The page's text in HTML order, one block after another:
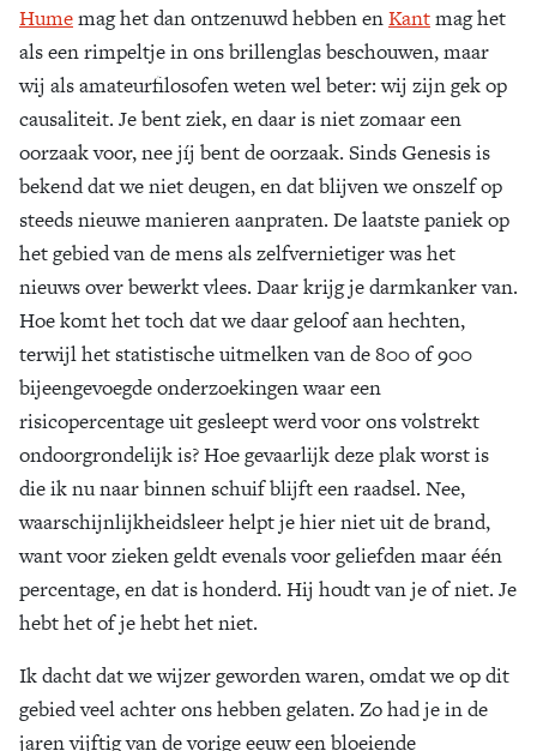
Humemag het dan ontzenuwd hebben enKantmag het
als een rimpeltje in ons brillenglas beschouwen, maar
wij als amateurfilosofen weten wel beter: wij zijn gek op
causaliteit. Je bent ziek, en daar is niet zomaar een
oorzaak voor, nee jíj bent de oorzaak. Sinds Genesis is
bekend dat we niet deugen, en dat blijven we onszelf op
steeds nieuwe manieren aanpraten. De laatste paniek op
het gebied van de mens als zelfvernietiger was het
nieuws over bewerkt vlees. Daar krijg je darmkanker van.
Hoe komt het toch dat we daar geloof aan hechten,
terwijl het statistische uitmelken van de 800 of 900
bijeengevoegde onderzoekingen waar een
risicopercentage uit gesleept werd voor ons volstrekt
ondoorgrondelijk is? Hoe gevaarlijk deze plak worst is
die ik nu naar binnen schuif blijft een raadsel. Nee,
waarschijnlijkheidsleer helpt je hier niet uit de brand,
want voor zieken geldt evenals voor geliefden maar één
percentage, en dat is honderd. Hij houdt van je of niet. Je
hebt het of je hebt het niet.
Ik dacht dat we wijzer geworden waren, omdat we op dit
gebied veel achter ons hebben gelaten. Zo had je in de
jaren vijftig van de vorige eeuw een bloeiende